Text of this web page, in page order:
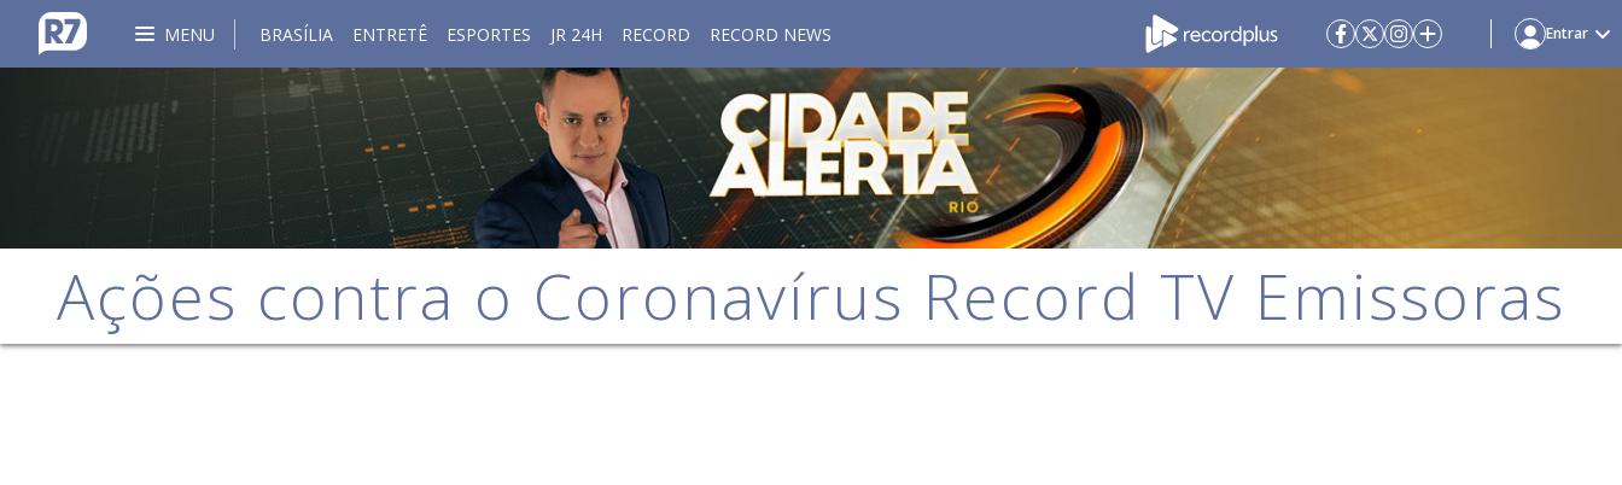
MENU BRASÍLIA ENTRETÊ ESPORTES JR 24H RECORD RECORD NEWS Entrar
Ações contra o Coronavírus Record TV Emissoras